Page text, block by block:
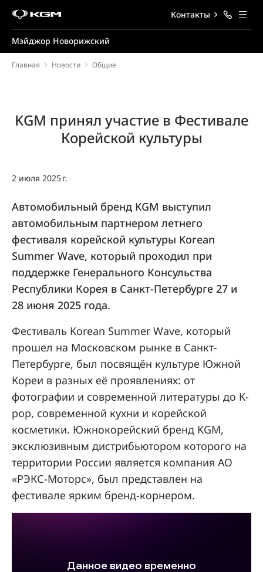
Мэйджор Новорижский
Контакты
Главная Новости Общие
KGM принял участие в Фестивале
Корейской культуры
2 июля 2025 г.
Автомобильный бренд KGM выступил
автомобильным партнером летнего
фестиваля корейской культуры Korean
Summer Wave, который проходил при
поддержке Генерального Консульства
Республики Корея в Санкт-Петербурге 27 и
28 июня 2025 года.
Фестиваль Korean Summer Wave, который
прошел на Московском рынке в Санкт-
Петербурге, был посвящён культуре Южной
Кореи в разных её проявлениях: от
фотографии и современной литературы до K-
pop, современной кухни и корейской
косметики. Южнокорейский бренд KGM,
эксклюзивным дистрибьютором которого на
территории России является компания АО
«РЭКС-Моторс», был представлен на
фестивале ярким бренд-корнером.